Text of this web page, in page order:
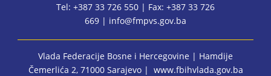
Tel: +387 33 726 550 | Fax: +387 33 726
669 | info@fmpvs.gov.ba
Vlada Federacije Bosne i Hercegovine | Hamdije
Čemerlića 2, 71000 Sarajevo | www.fbihvlada.gov.ba